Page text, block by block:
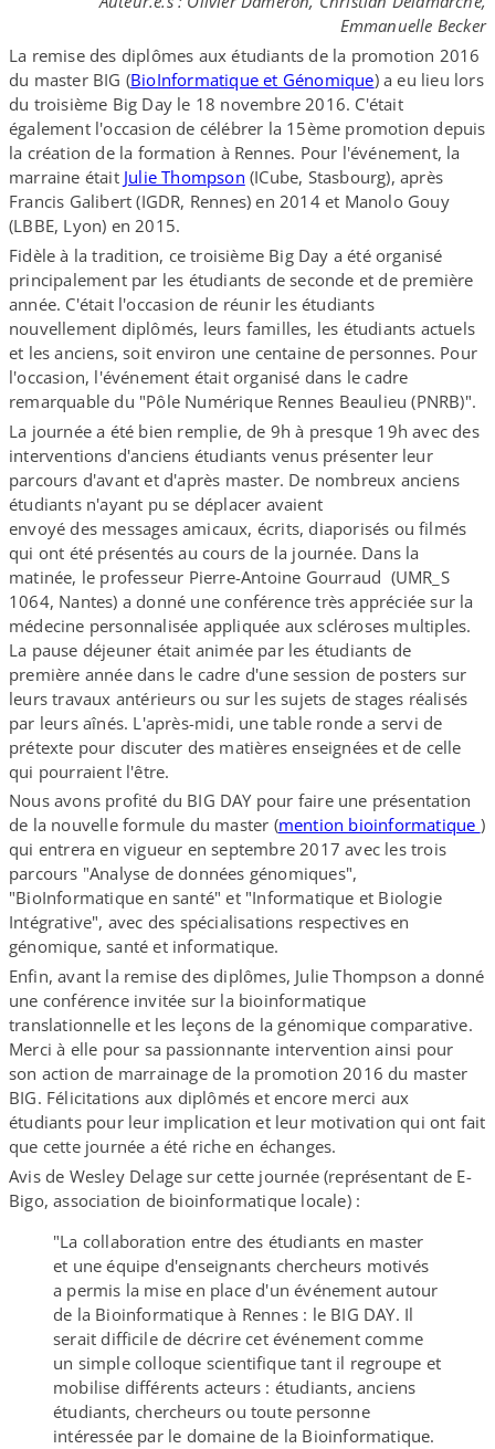
Emmanuelle Becker
La remise des diplômes aux étudiants de la promotion 2016
du master BIG (BioInformatique et Génomique) a eu lieu lors
du troisième Big Day le 18 novembre 2016. C'était
également l'occasion de célébrer la 15ème promotion depuis
la création de la formation à Rennes. Pour l'événement, la
marraine était Julie Thompson (ICube, Stasbourg), après
Francis Galibert (IGDR, Rennes) en 2014 et Manolo Gouy
(LBBE, Lyon) en 2015.
Fidèle à la tradition, ce troisième Big Day a été organisé
principalement par les étudiants de seconde et de première
année. C'était l'occasion de réunir les étudiants
nouvellement diplômés, leurs familles, les étudiants actuels
et les anciens, soit environ une centaine de personnes. Pour
l'occasion, l'événement était organisé dans le cadre
remarquable du "Pôle Numérique Rennes Beaulieu (PNRB)".
La journée a été bien remplie, de 9h à presque 19h avec des
interventions d'anciens étudiants venus présenter leur
parcours d'avant et d'après master. De nombreux anciens
étudiants n'ayant pu se déplacer avaient
envoyé des messages amicaux, écrits, diaporisés ou filmés
qui ont été présentés au cours de la journée. Dans la
matinée, le professeur Pierre-​Antoine Gourraud (UMR_​S
1064, Nantes) a donné une conférence très appréciée sur la
médecine personnalisée appliquée aux scléroses multiples.
La pause déjeuner était animée par les étudiants de
première année dans le cadre d'une session de posters sur
leurs travaux antérieurs ou sur les sujets de stages réalisés
par leurs aînés. L'après-midi, une table ronde a servi de
prétexte pour discuter des matières enseignées et de celle
qui pourraient l'être.
Nous avons profité du BIG DAY pour faire une présentation
de la nouvelle formule du master (mention bioinformatique )
qui entrera en vigueur en septembre 2017 avec les trois
parcours "Analyse de données génomiques",
"BioInformatique en santé" et "Informatique et Biologie
Intégrative", avec des spécialisations respectives en
génomique, santé et informatique.
Enfin, avant la remise des diplômes, Julie Thompson a donné
une conférence invitée sur la bioinformatique
translationnelle et les leçons de la génomique comparative.
Merci à elle pour sa passionnante intervention ainsi pour
son action de marrainage de la promotion 2016 du master
BIG. Félicitations aux diplômés et encore merci aux
étudiants pour leur implication et leur motivation qui ont fait
que cette journée a été riche en échanges.
Avis de Wesley Delage sur cette journée (représentant de E-​
Bigo, association de bioinformatique locale) :
"La collaboration entre des étudiants en master
et une équipe d'enseignants chercheurs motivés
a permis la mise en place d'un événement autour
de la Bioinformatique à Rennes : le BIG DAY. Il
serait difficile de décrire cet événement comme
un simple colloque scientifique tant il regroupe et
mobilise différents acteurs : étudiants, anciens
étudiants, chercheurs ou toute personne
intéressée par le domaine de la Bioinformatique.